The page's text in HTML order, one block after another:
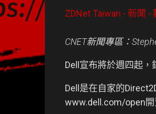
ZDNet Taiwan - 新聞 -
CNET新聞專區：
Dell宣布將於週四起，
Dell是在自家的
www.dell.com/open